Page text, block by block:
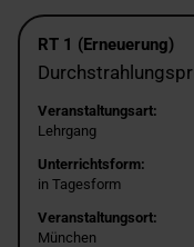
RT 1 (Erneuerung)
Veranstaltungsart:
Lehrgang
Unterrichtsform:
in Tagesform
Veranstaltungsort:
München